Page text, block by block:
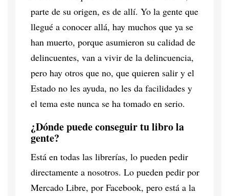
parte de su origen, es de allí. Yo la gente que
llegué a conocer allá, hay muchos que ya se
han muerto, porque asumieron su calidad de
delincuentes, van a vivir de la delincuencia,
pero hay otros que no, que quieren salir y el
Estado no les ayuda, no les da facilidades y
el tema este nunca se ha tomado en serio.
¿Dónde puede conseguir tu libro la
gente?
Está en todas las librerías, lo pueden pedir
directamente a nosotros. Lo pueden pedir por
Mercado Libre, por Facebook, pero está a la